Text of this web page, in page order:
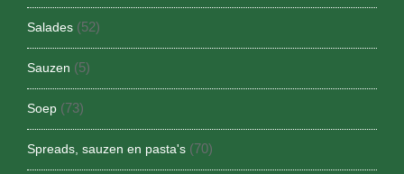
Salades (52)
Sauzen (5)
Soep (73)
Spreads, sauzen en pasta's (70)